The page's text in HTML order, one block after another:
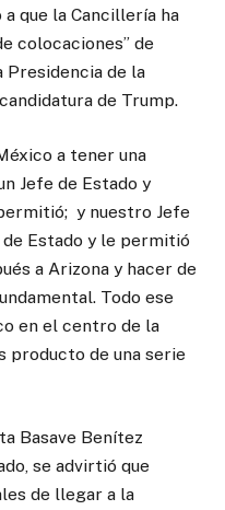
que la Cancillería ha
colocaciones” de
de la
de Trump.
a tener una
Jefe de Estado y
y nuestro Jefe
Estado y le permitió
a Arizona y hacer de
Todo ese
en el centro de la
producto de una serie
Basave Benítez
se advirtió que
de llegar a la